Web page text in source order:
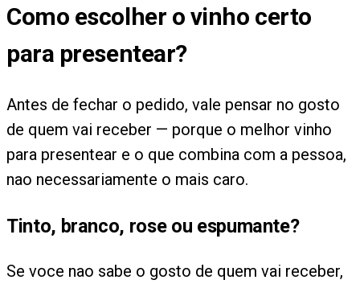
Como escolher o vinho certo
para presentear?
Antes de fechar o pedido, vale pensar no gosto
de quem vai receber — porque o melhor vinho
para presentear e o que combina com a pessoa,
nao necessariamente o mais caro.
Tinto, branco, rose ou espumante?
Se voce nao sabe o gosto de quem vai receber,